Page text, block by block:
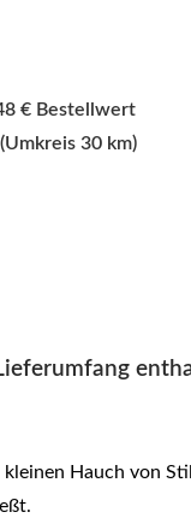
€ Bestellwert
30 km)
kleinen Hauch von